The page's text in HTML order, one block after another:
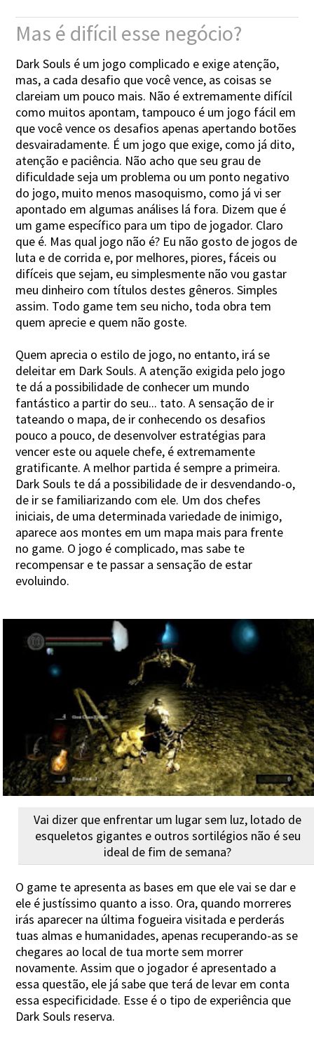
Mas é difícil esse negócio?
Dark Souls é um jogo complicado e exige atenção,
mas, a cada desafio que você vence, as coisas se
clareiam um pouco mais. Não é extremamente difícil
como muitos apontam, tampouco é um jogo fácil em
que você vence os desafios apenas apertando botões
desvairadamente. É um jogo que exige, como já dito,
atenção e paciência. Não acho que seu grau de
dificuldade seja um problema ou um ponto negativo
do jogo, muito menos masoquismo, como já vi ser
apontado em algumas análises lá fora. Dizem que é
um game específico para um tipo de jogador. Claro
que é. Mas qual jogo não é? Eu não gosto de jogos de
luta e de corrida e, por melhores, piores, fáceis ou
difíceis que sejam, eu simplesmente não vou gastar
meu dinheiro com títulos destes gêneros. Simples
assim. Todo game tem seu nicho, toda obra tem
quem aprecie e quem não goste.
Quem aprecia o estilo de jogo, no entanto, irá se
deleitar em Dark Souls. A atenção exigida pelo jogo
te dá a possibilidade de conhecer um mundo
fantástico a partir do seu... tato. A sensação de ir
tateando o mapa, de ir conhecendo os desafios
pouco a pouco, de desenvolver estratégias para
vencer este ou aquele chefe, é extremamente
gratificante. A melhor partida é sempre a primeira.
Dark Souls te dá a possibilidade de ir desvendando-o,
de ir se familiarizando com ele. Um dos chefes
iniciais, de uma determinada variedade de inimigo,
aparece aos montes em um mapa mais para frente
no game. O jogo é complicado, mas sabe te
recompensar e te passar a sensação de estar
evoluindo.
Vai dizer que enfrentar um lugar sem luz, lotado de
esqueletos gigantes e outros sortilégios não é seu
ideal de fim de semana?
O game te apresenta as bases em que ele vai se dar e
ele é justíssimo quanto a isso. Ora, quando morreres
irás aparecer na última fogueira visitada e perderás
tuas almas e humanidades, apenas recuperando-as se
chegares ao local de tua morte sem morrer
novamente. Assim que o jogador é apresentado a
essa questão, ele já sabe que terá de levar em conta
essa especificidade. Esse é o tipo de experiência que
Dark Souls reserva.